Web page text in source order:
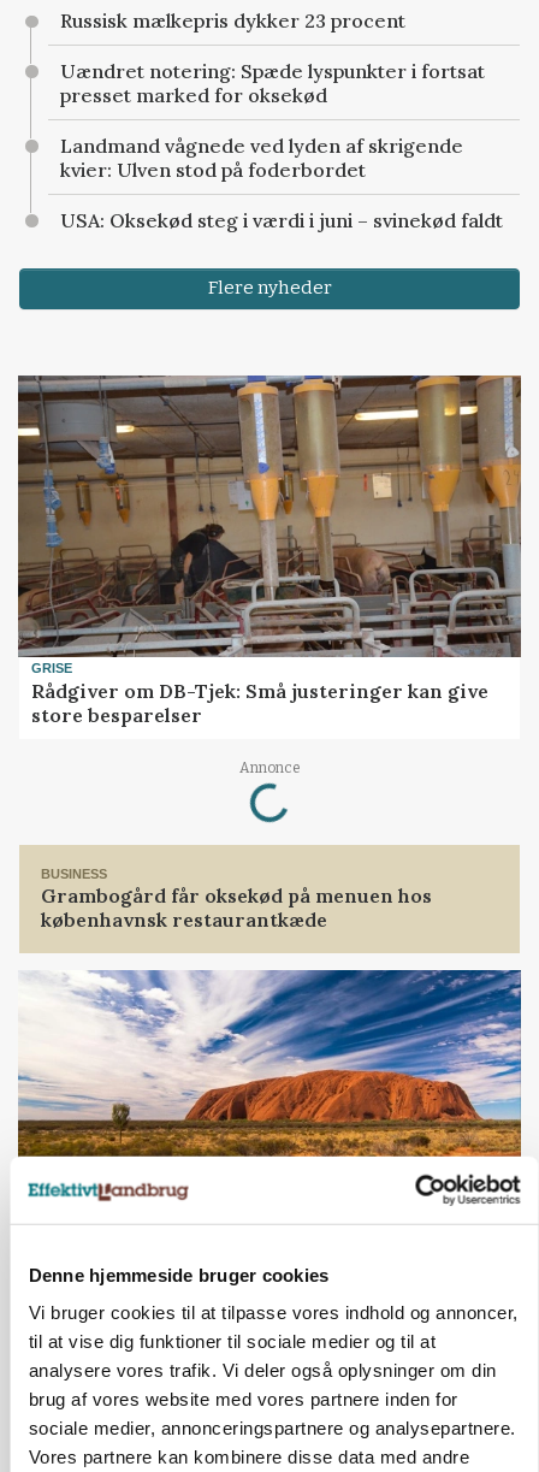
Denne hjemmeside bruger cookies
Vi bruger cookies til at tilpasse vores indhold og annoncer,
til at vise dig funktioner til sociale medier og til at
analysere vores trafik. Vi deler også oplysninger om din
brug af vores website med vores partnere inden for
sociale medier, annonceringspartnere og analysepartnere.
Vores partnere kan kombinere disse data med andre
Russisk mælkepris dykker 23 procent
Uændret notering: Spæde lyspunkter i fortsat
presset marked for oksekød
Landmand vågnede ved lyden af skrigende
kvier: Ulven stod på foderbordet
USA: Oksekød steg i værdi i juni – svinekød faldt
Flere nyheder
GRISE
Rådgiver om DB-Tjek: Små justeringer kan give
store besparelser
Annonce
Loading...
BUSINESS
Grambogård får oksekød på menuen hos
københavnsk restaurantkæde
Australske landmænd tackler vandmangel og
klima: Det kan danske bedrifter lære
ANNONCE
Der kan være penge gemt, i foderstrategien